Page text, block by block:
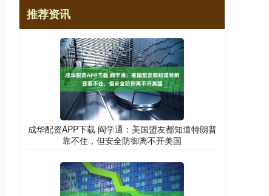
推荐资讯
成华配资APP下载 阎学通：美国盟友都知道特朗普
靠不住，但安全防御离不开美国